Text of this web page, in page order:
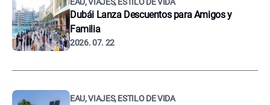
Dubái Lanza Descuentos para Amigos y
Familia
2026. 07. 22
EAU, VIAJES, ESTILO DE VIDA